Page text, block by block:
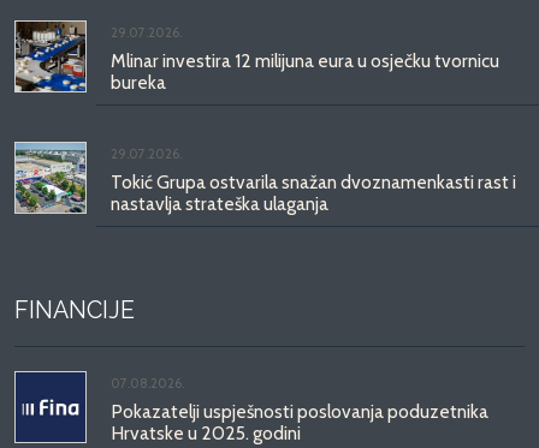
29.07.2026.
Mlinar investira 12 milijuna eura u osječku tvornicu
bureka
29.07.2026.
Tokić Grupa ostvarila snažan dvoznamenkasti rast i
nastavlja strateška ulaganja
FINANCIJE
07.08.2026.
Pokazatelji uspješnosti poslovanja poduzetnika
Hrvatske u 2025. godini